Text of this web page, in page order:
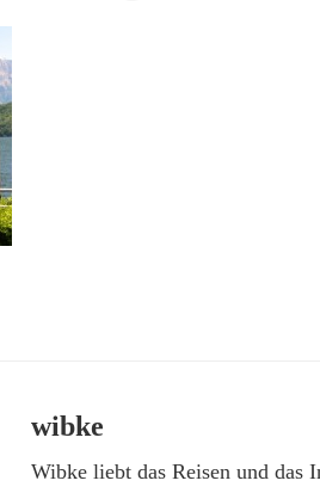
wibke
Wibke liebt das Reisen und